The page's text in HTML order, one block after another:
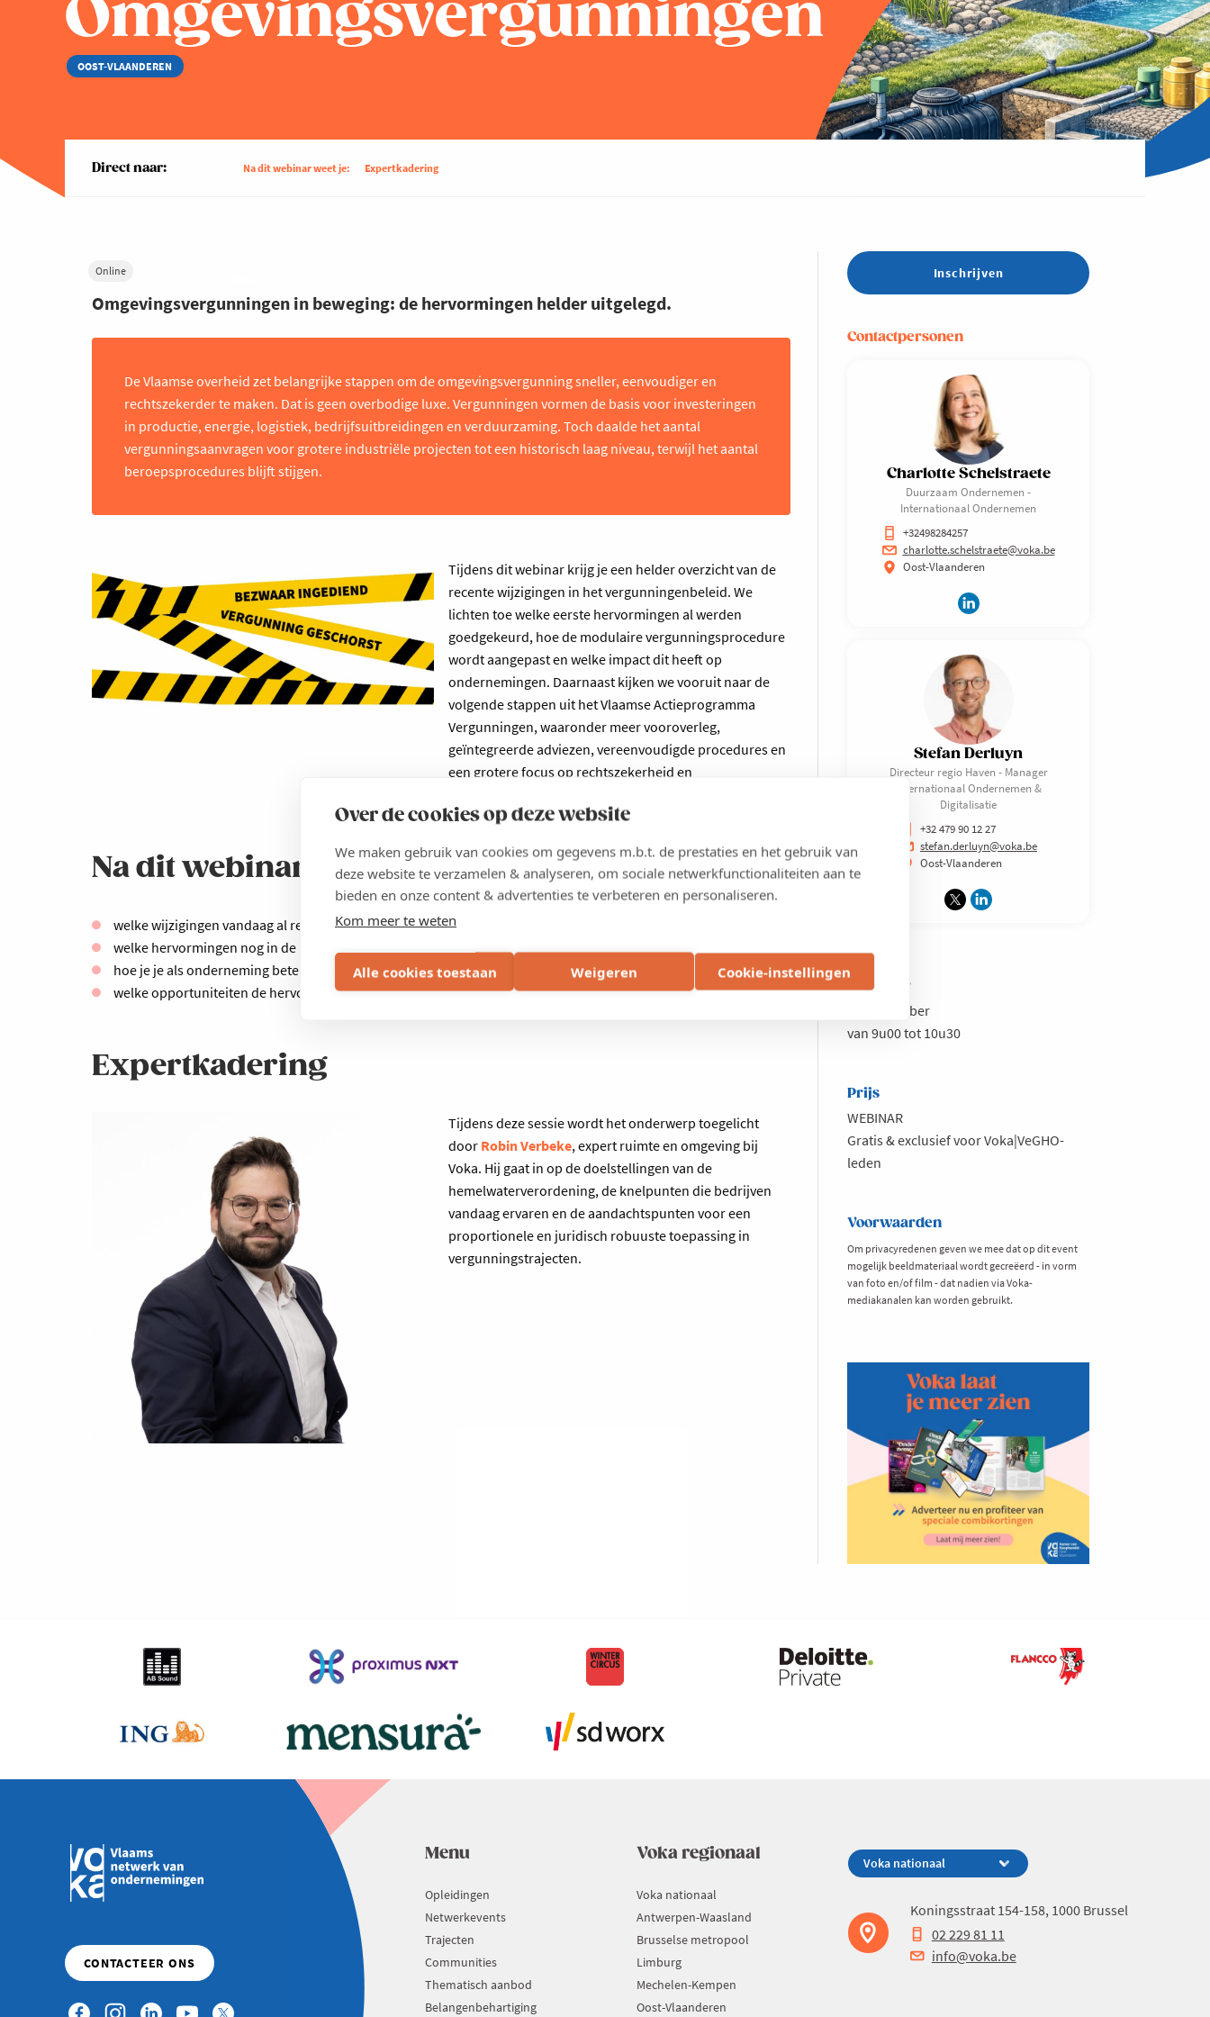
Over de cookies op deze website
We maken gebruik van cookies om gegevens m.b.t. de prestaties en het gebruik van
deze website te verzamelen & analyseren, om sociale netwerkfunctionaliteiten aan te
bieden en onze content & advertenties te verbeteren en personaliseren.
Kom meer te weten
Alle cookies toestaan Weigeren Cookie-instellingen
Omgevingsvergunningen
OOST-VLAANDEREN
Direct naar: Na dit webinar weet je: Expertkadering
Online
Omgevingsvergunningen in beweging: de hervormingen helder uitgelegd.
De Vlaamse overheid zet belangrijke stappen om de omgevingsvergunning sneller, eenvoudiger en
rechtszekerder te maken. Dat is geen overbodige luxe. Vergunningen vormen de basis voor investeringen
in productie, energie, logistiek, bedrijfsuitbreidingen en verduurzaming. Toch daalde het aantal
vergunningsaanvragen voor grotere industriële projecten tot een historisch laag niveau, terwijl het aantal
beroepsprocedures blijft stijgen.
Tijdens dit webinar krijg je een helder overzicht van de
recente wijzigingen in het vergunningenbeleid. We
lichten toe welke eerste hervormingen al werden
goedgekeurd, hoe de modulaire vergunningsprocedure
wordt aangepast en welke impact dit heeft op
ondernemingen. Daarnaast kijken we vooruit naar de
volgende stappen uit het Vlaamse Actieprogramma
Vergunningen, waaronder meer vooroverleg,
geïntegreerde adviezen, vereenvoudigde procedures en
een grotere focus op rechtszekerheid en
Na dit webinar weet je:
welke wijzigingen vandaag al relevant zijn voor vergunningsaanvragen
welke hervormingen nog in de pijplijn zitten
hoe je je als onderneming beter kunt voorbereiden op toekomstige vergunningstrajecten
welke opportuniteiten de hervorming biedt voor investeringen en duurzame projecten
Expertkadering
Tijdens deze sessie wordt het onderwerp toegelicht
door Robin Verbeke, expert ruimte en omgeving bij
Voka. Hij gaat in op de doelstellingen van de
hemelwaterverordening, de knelpunten die bedrijven
vandaag ervaren en de aandachtspunten voor een
proportionele en juridisch robuuste toepassing in
vergunningstrajecten.
Inschrijven
Contactpersonen
Charlotte Schelstraete
Duurzaam Ondernemen -
Internationaal Ondernemen
+32498284257
charlotte.schelstraete@voka.be
Oost-Vlaanderen
Stefan Derluyn
Directeur regio Haven - Manager
Internationaal Ondernemen &
Digitalisatie
+32 479 90 12 27
stefan.derluyn@voka.be
Oost-Vlaanderen
Wanneer
11 september
van 9u00 tot 10u30
Prijs
WEBINAR
Gratis & exclusief voor Voka|VeGHO-
leden
Voorwaarden
Om privacyredenen geven we mee dat op dit event
mogelijk beeldmateriaal wordt gecreëerd - in vorm
van foto en/of film - dat nadien via Voka-
mediakanalen kan worden gebruikt.
Menu
Opleidingen
Netwerkevents
Trajecten
Communities
Thematisch aanbod
Belangenbehartiging
Voka regionaal
Voka nationaal
Antwerpen-Waasland
Brusselse metropool
Limburg
Mechelen-Kempen
Oost-Vlaanderen
Koningsstraat 154-158, 1000 Brussel
02 229 81 11
info@voka.be